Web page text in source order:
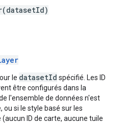
le datasetId spécifié. Les ID
être configurés dans la
l'ensemble de données n'est
ou si le style basé sur les
ID de carte, aucune tuile